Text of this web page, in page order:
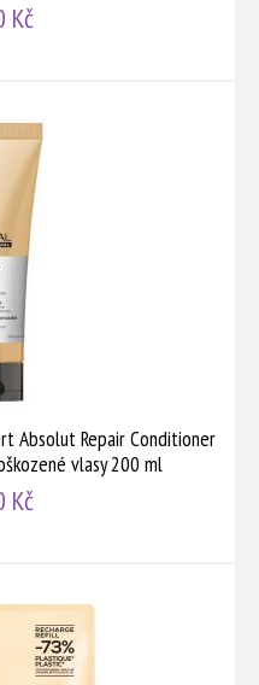
Kč
Absolut Repair Conditioner
vlasy 200 ml
Kč